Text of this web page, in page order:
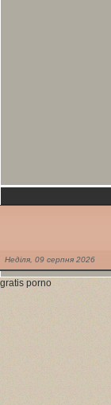
Неділя, 09 серпня 2026
gratis porno